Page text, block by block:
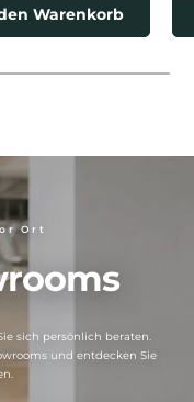
Warenkorb
Ort
sich persönlich beraten.
und entdecken Sie